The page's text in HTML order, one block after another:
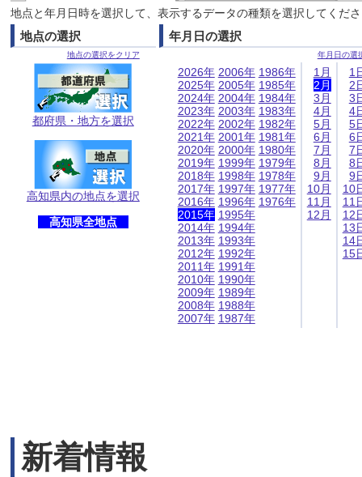
地点と年月日時を選択して、表示するデータの種類を選択してくだ
地点の選択
地点の選択をクリア
都府県・地方を選択
高知県内の地点を選択
高知県全地点
年月日の選択
年月日の選
2026年
2025年
2024年
2023年
2022年
2021年
2020年
2019年
2018年
2017年
2016年
2015年
2014年
2013年
2012年
2011年
2010年
2009年
2008年
2007年
2006年
2005年
2004年
2003年
2002年
2001年
2000年
1999年
1998年
1997年
1996年
1995年
1994年
1993年
1992年
1991年
1990年
1989年
1988年
1987年
1986年
1985年
1984年
1983年
1982年
1981年
1980年
1979年
1978年
1977年
1976年
1月
2月
3月
4月
5月
6月
7月
8月
9月
10月
11月
12月
1
2
3
4
5
6
7
8
9
10
11
12
13
14
15
新着情報